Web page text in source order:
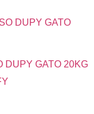
DUPY GATO 20KG